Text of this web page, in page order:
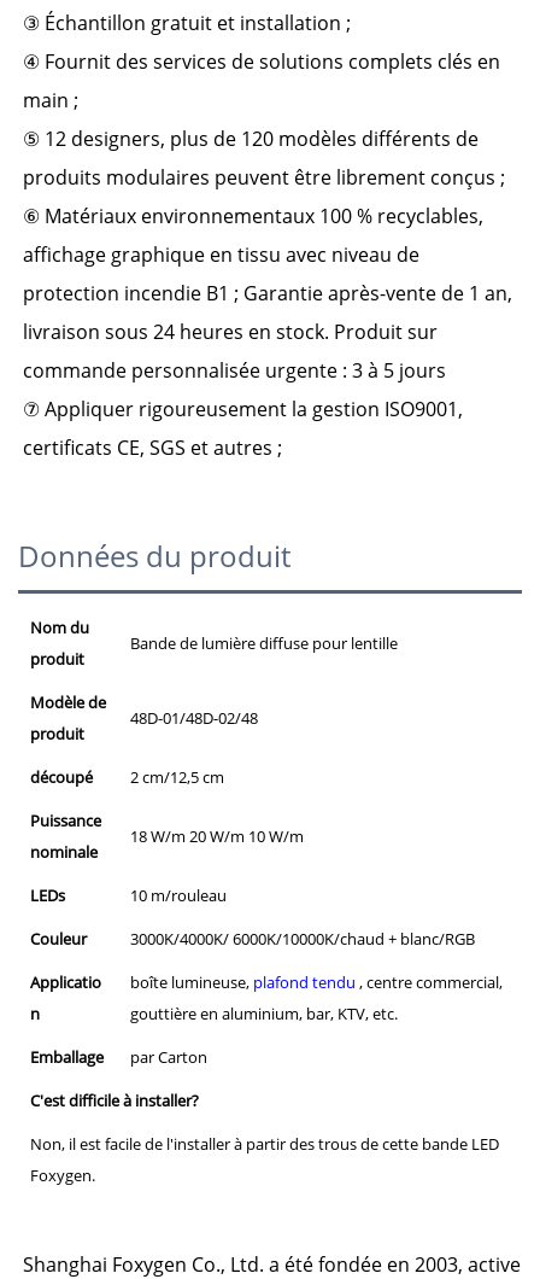
③ Échantillon gratuit et installation ;
④ Fournit des services de solutions complets clés en
main ;
⑤ 12 designers, plus de 120 modèles différents de
produits modulaires peuvent être librement conçus ;
⑥ Matériaux environnementaux 100 % recyclables,
affichage graphique en tissu avec niveau de
protection incendie B1 ; Garantie après-vente de 1 an,
livraison sous 24 heures en stock. Produit sur
commande personnalisée urgente : 3 à 5 jours
⑦ Appliquer rigoureusement la gestion ISO9001,
certificats CE, SGS et autres ;
Données du produit
Nom du
produit
Bande de lumière diffuse pour lentille
Modèle de
produit
48D-01/48D-02/48
découpé
2 cm/12,5 cm
Puissance
nominale
18 W/m 20 W/m 10 W/m
LEDs
10 m/rouleau
Couleur
3000K/4000K/ 6000K/10000K/chaud + blanc/RGB
Applicatio
n
boîte lumineuse, plafond tendu , centre commercial,
gouttière en aluminium, bar, KTV, etc.
Emballage
par Carton
C'est difficile à installer?
Non, il est facile de l'installer à partir des trous de cette bande LED
Foxygen.
Shanghai Foxygen Co., Ltd. a été fondée en 2003, active